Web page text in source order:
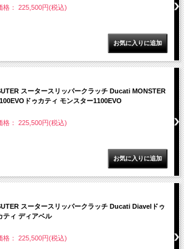
格： 225,500円(税込)
スータースリッパークラッチ Ducati MONSTER
ドゥカティ モンスター1100EVO
格： 225,500円(税込)
スータースリッパークラッチ Ducati Diavelドゥ
ティ ディアベル
格： 225,500円(税込)